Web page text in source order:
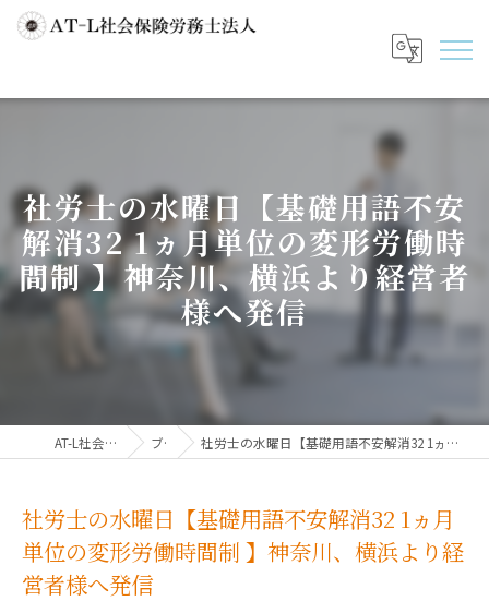
社労士の水曜日【基礎用語不安
解消32 1ヵ月単位の変形労働時
間制 】神奈川、横浜より経営者
様へ発信
AT-L社会保険労務士法人 ブログ 社労士の水曜日【基礎用語不安解消32 1ヵ月単位の変形労働時間制 】神奈川、横浜より経営者様へ発信
社労士の水曜日【基礎用語不安解消32 1ヵ月
単位の変形労働時間制 】神奈川、横浜より経
営者様へ発信